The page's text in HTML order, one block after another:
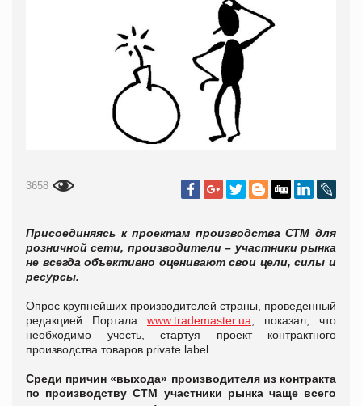
3658
Присоединяясь к проектам производства СТМ для
розничной сети, производители – участники рынка
не всегда объективно оценивают свои цели, силы и
ресурсы.
Опрос крупнейших производителей страны, проведенный
редакцией Портала www.trademaster.ua , показал, что
необходимо учесть, стартуя проект контрактного
производства товаров private label.
Cреди причин «выхода» производителя из контракта
по производству СТМ участники рынка чаще всего